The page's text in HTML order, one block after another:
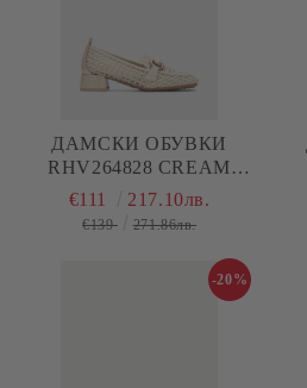
ДАМСКИ ОБУВКИ
RHV264828 CREAM
HISPANITAS
€111 217.10лв.
€139 271.86лв.
-20%